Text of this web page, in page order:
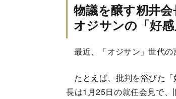
物議を醸す籾井
オジサンの「好
最近、「オジサン」世代の
たとえば、批判を浴びた
長は1月25日の就任会見で